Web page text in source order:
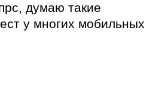
думаю такие
у многих мобильных